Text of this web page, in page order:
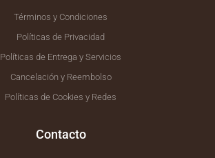
Términos y Condiciones
Políticas de Privacidad
Políticas de Entrega y Servicios
Cancelación y Reembolso
Políticas de Cookies y Redes
Contacto